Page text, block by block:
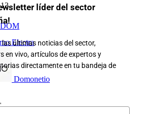
13
Electra
Domonetio
Ecolum
líder del sector
últimas noticias del sector,
en vivo, artículos de expertos y
directamente en tu bandeja de